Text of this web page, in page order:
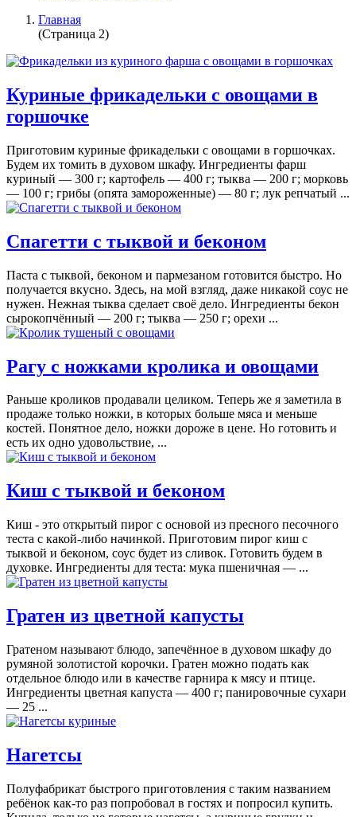
Главная
(Страница 2)
Куриные фрикадельки с овощами в
горшочке
Приготовим куриные фрикадельки с овощами в горшочках.
Будем их томить в духовом шкафу. Ингредиенты фарш
куриный — 300 г; картофель — 400 г; тыква — 200 г; морковь
— 100 г; грибы (опята замороженные) — 80 г; лук репчатый ...
Спагетти с тыквой и беконом
Паста с тыквой, беконом и пармезаном готовится быстро. Но
получается вкусно. Здесь, на мой взгляд, даже никакой соус не
нужен. Нежная тыква сделает своё дело. Ингредиенты бекон
сырокопчённый — 200 г; тыква — 250 г; орехи ...
Рагу с ножками кролика и овощами
Раньше кроликов продавали целиком. Теперь же я заметила в
продаже только ножки, в которых больше мяса и меньше
костей. Понятное дело, ножки дороже в цене. Но готовить и
есть их одно удовольствие, ...
Киш с тыквой и беконом
Киш - это открытый пирог с основой из пресного песочного
теста с какой-либо начинкой. Приготовим пирог киш с
тыквой и беконом, соус будет из сливок. Готовить будем в
духовке. Ингредиенты для теста: мука пшеничная — ...
Гратен из цветной капусты
Гратеном называют блюдо, запечённое в духовом шкафу до
румяной золотистой корочки. Гратен можно подать как
отдельное блюдо или в качестве гарнира к мясу и птице.
Ингредиенты цветная капуста — 400 г; панировочные сухари
— 25 ...
Нагетсы
Полуфабрикат быстрого приготовления с таким названием
ребёнок как-то раз попробовал в гостях и попросил купить.